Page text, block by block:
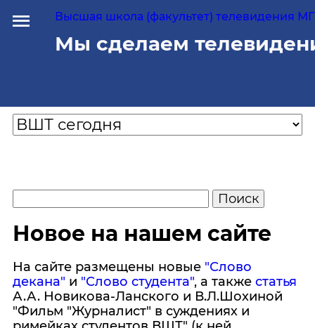
Высшая школа (факультет) телевидения
Мы сделаем
Новое на нашем сайте
На сайте размещены новые "Слово
декана" и "Слово студента", а также статья
А.А. Новикова-Ланского и В.Л.Шохиной
"Фильм "Журналист" в суждениях и